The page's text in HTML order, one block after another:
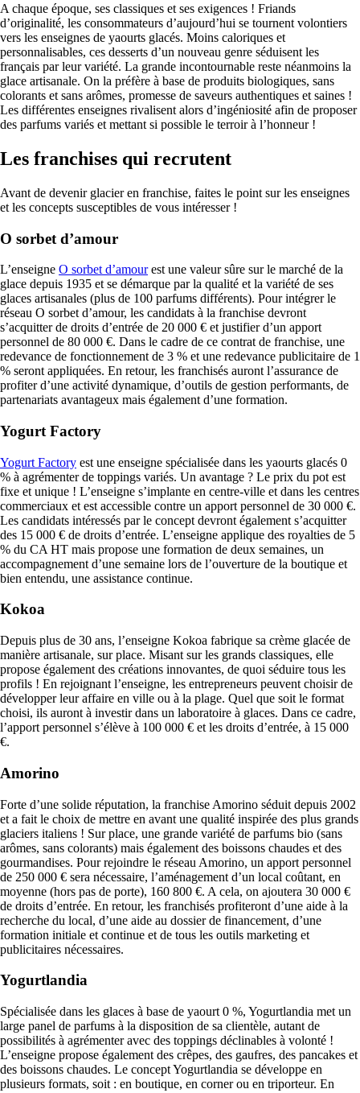
A chaque époque, ses classiques et ses exigences ! Friands
d’originalité, les consommateurs d’aujourd’hui se tournent volontiers
vers les enseignes de yaourts glacés. Moins caloriques et
personnalisables, ces desserts d’un nouveau genre séduisent les
français par leur variété. La grande incontournable reste néanmoins la
glace artisanale. On la préfère à base de produits biologiques, sans
colorants et sans arômes, promesse de saveurs authentiques et saines !
Les différentes enseignes rivalisent alors d’ingéniosité afin de proposer
des parfums variés et mettant si possible le terroir à l’honneur !
Les franchises qui recrutent
Avant de devenir glacier en franchise, faites le point sur les enseignes
et les concepts susceptibles de vous intéresser !
O sorbet d’amour
L’enseigne O sorbet d’amourest une valeur sûre sur le marché de la
glace depuis 1935 et se démarque par la qualité et la variété de ses
glaces artisanales (plus de 100 parfums différents). Pour intégrer le
réseau O sorbet d’amour, les candidats à la franchise devront
s’acquitter de droits d’entrée de 20 000 € et justifier d’un apport
personnel de 80 000 €. Dans le cadre de ce contrat de franchise, une
redevance de fonctionnement de 3 % et une redevance publicitaire de 1
% seront appliquées. En retour, les franchisés auront l’assurance de
profiter d’une activité dynamique, d’outils de gestion performants, de
partenariats avantageux mais également d’une formation.
Yogurt Factory
Yogurt Factory est une enseigne spécialisée dans les yaourts glacés 0
% à agrémenter de toppings variés. Un avantage ? Le prix du pot est
fixe et unique ! L’enseigne s’implante en centre-ville et dans les centres
commerciaux et est accessible contre un apport personnel de 30 000 €.
Les candidats intéressés par le concept devront également s’acquitter
des 15 000 € de droits d’entrée. L’enseigne applique des royalties de 5
% du CA HT mais propose une formation de deux semaines, un
accompagnement d’une semaine lors de l’ouverture de la boutique et
bien entendu, une assistance continue.
Kokoa
Depuis plus de 30 ans, l’enseigne Kokoa fabrique sa crème glacée de
manière artisanale, sur place. Misant sur les grands classiques, elle
propose également des créations innovantes, de quoi séduire tous les
profils ! En rejoignant l’enseigne, les entrepreneurs peuvent choisir de
développer leur affaire en ville ou à la plage. Quel que soit le format
choisi, ils auront à investir dans un laboratoire à glaces. Dans ce cadre,
l’apport personnel s’élève à 100 000 € et les droits d’entrée, à 15 000
€.
Amorino
Forte d’une solide réputation, la franchise Amorino séduit depuis 2002
et a fait le choix de mettre en avant une qualité inspirée des plus grands
glaciers italiens ! Sur place, une grande variété de parfums bio (sans
arômes, sans colorants) mais également des boissons chaudes et des
gourmandises. Pour rejoindre le réseau Amorino, un apport personnel
de 250 000 € sera nécessaire, l’aménagement d’un local coûtant, en
moyenne (hors pas de porte), 160 800 €. A cela, on ajoutera 30 000 €
de droits d’entrée. En retour, les franchisés profiteront d’une aide à la
recherche du local, d’une aide au dossier de financement, d’une
formation initiale et continue et de tous les outils marketing et
publicitaires nécessaires.
Yogurtlandia
Spécialisée dans les glaces à base de yaourt 0 %, Yogurtlandia met un
large panel de parfums à la disposition de sa clientèle, autant de
possibilités à agrémenter avec des toppings déclinables à volonté !
L’enseigne propose également des crêpes, des gaufres, des pancakes et
des boissons chaudes. Le concept Yogurtlandia se développe en
plusieurs formats, soit : en boutique, en corner ou en triporteur. En